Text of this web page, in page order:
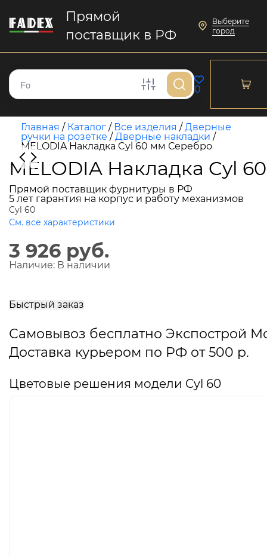
Прямой
поставщик в РФ
Выберите
город
0
Главная / Каталог / Все изделия /Дверные
ручки на розетке /Дверные накладки /
MELODIA Накладка Cyl 60 мм Серебро
MELODIA Накладка Cyl
Прямой поставщик фурнитуры в РФ
5 лет гарантия на корпус и работу механизмов
Cyl 60
См. все характеристики
3 926 руб.
Наличие: В наличии
Быстрый заказ
Самовывоз бесплатно Экспострой
Доставка курьером по РФ от 500 р.
Цветовые решения модели Cyl 60